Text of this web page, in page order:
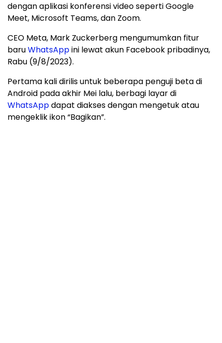
dengan aplikasi konferensi video seperti Google
Meet, Microsoft Teams, dan Zoom.
CEO Meta, Mark Zuckerberg mengumumkan fitur
baruWhatsAppini lewat akun Facebook pribadinya,
Rabu (9/8/2023).
Pertama kali dirilis untuk beberapa penguji beta di
Android pada akhir Mei lalu, berbagi layar di
WhatsAppdapat diakses dengan mengetuk atau
mengeklik ikon “Bagikan”.